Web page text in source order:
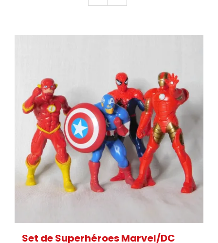
Set de Superhéroes Marvel/DC